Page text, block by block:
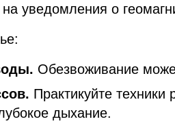
уведомления о
Обезвоживание
Практикуйте техники
дыхание.